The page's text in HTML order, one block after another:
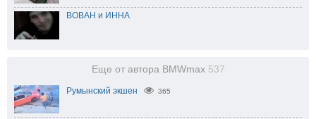
ВОВАН и ИННА
Еще от автора BMWmax 537
Румынский экшен 365